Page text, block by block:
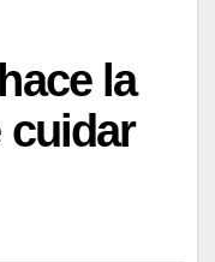
la
cuidar